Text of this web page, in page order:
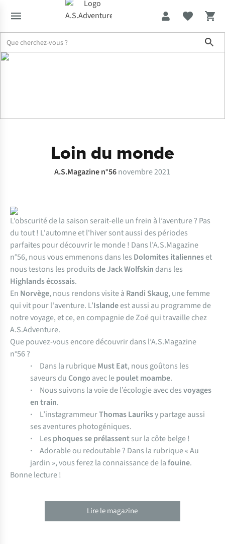
Expertise & Conseils
Loin du monde
A.S.Magazine n°56novembre 2021
L’obscurité de la saison serait-elle un frein à l’aventure ? Pas
du tout ! L'automne et l'hiver sont aussi des périodes
parfaites pour découvrir le monde ! Dans l’A.S.Magazine
n°56, nous vous emmenons dans les Dolomites italienneset
nous testons les produitsde Jack Wolfskin dans les
Highlands écossais.
En Norvège, nous rendons visite à Randi Skaug, une femme
qui vit pour l'aventure. L’Islandeest aussi au programme de
notre voyage, et ce, en compagnie de Zoë qui travaille chez
A.S.Adventure.
Que pouvez-vous encore découvrir dans l’A.S.Magazine
n°56 ?
· Dans la rubriqueMust Eat, nous goûtons les
saveurs duCongo avec lepoulet moambe.
· Nous suivons la voie de l’écologie avec desvoyages
en train.
· L’instagrammeurThomas Lauriksy partage aussi
ses aventures photogéniques.
· Les phoques se prélassentsur la côte belge !
· Adorable ou redoutable ? Dans la rubrique « Au
jardin », vous ferez la connaissance de lafouine.
Bonne lecture !
Lire le magazine